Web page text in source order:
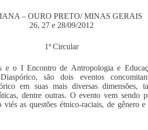
– OURO PRETO/ MINAS GERAIS
26, 27 e 28/09/2012
1ª Circular
e o I Encontro de Antropologia e
são dois eventos
em suas mais diversas dimensões,
dentre outras. O evento vem sendo
as questões étnico-raciais, de gênero